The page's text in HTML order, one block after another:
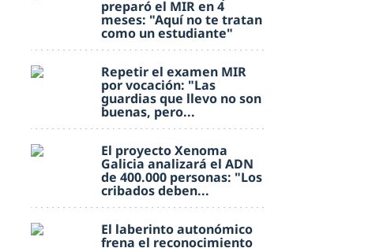
preparó el MIR en 4
meses: "Aquí no te tratan
como un estudiante"
Repetir el examen MIR
por vocación: "Las
guardias que llevo no son
buenas, pero...
El proyecto Xenoma
Galicia analizará el ADN
de 400.000 personas: "Los
cribados deben...
El laberinto autonómico
frena el reconocimiento